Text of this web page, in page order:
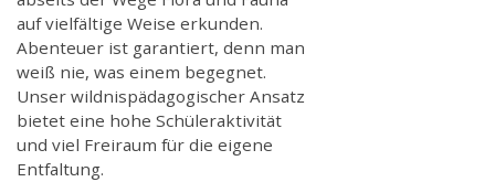
auf vielfältige Weise erkunden.
Abenteuer ist garantiert, denn man
weiß nie, was einem begegnet.
Unser wildnispädagogischer Ansatz
bietet eine hohe Schüleraktivität
und viel Freiraum für die eigene
Entfaltung.